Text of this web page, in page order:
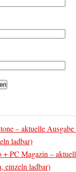
– aktuelle
ladbar)
+ PC Magazin –
einzeln ladbar)